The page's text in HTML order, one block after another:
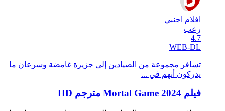
افلام اجنبي
رعب
4.7
WEB-DL
تسافر مجموعة من الصيادين إلى جزيرة غامضة وسرعان ما
يدركون أنهم في ...
فيلم Mortal Game 2024 مترجم HD